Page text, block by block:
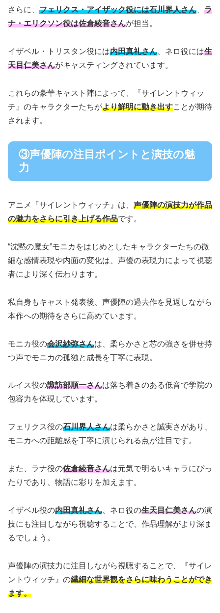
さらに、 フェリクス・アイザック役には石川界人さん
ラ
ナ・エリクソン役は佐倉綾音さんが担当。
イザベル・トリスタン役には内田真礼さん 、ネロ役には生
天目仁美さんがキャスティングされています。
これらの豪華キャスト陣によって、『サイレントウィッ
チ』のキャラクターたちがより鮮明に動き出すことが期待
されます。
③声優陣の注目ポイントと演技の魅
力
アニメ『サイレントウィッチ』は、 声優陣の演技力が作品
の魅力をさらに引き上げる作品です。
“沈黙の魔女”モニカをはじめとしたキャラクターたちの微
細な感情表現や内面の変化は、声優の表現力によって視聴
者により深く伝わります。
私自身もキャスト発表後、声優陣の過去作を見返しながら
本作への期待をさらに高めています。
モニカ役の会沢紗弥さんは、柔らかさと芯の強さを併せ持
つ声でモニカの孤独と成長を丁寧に表現。
ルイス役の諏訪部順一さんは落ち着きのある低音で学院の
包容力を体現しています。
フェリクス役の石川界人さんは柔らかさと誠実さがあり、
モニカへの距離感を丁寧に演じられる点が注目です。
また、ラナ役の佐倉綾音さんは元気で明るいキャラにぴっ
たりであり、物語に彩りを加えます。
イザベル役の内田真礼さん 、ネロ役の生天目仁美さんの演
技にも注目しながら視聴することで、作品理解がより深ま
るでしょう。
声優陣の演技力に注目しながら視聴することで、『サイレ
ントウィッチ』の繊細な世界観をさらに味わうことができ
ます。